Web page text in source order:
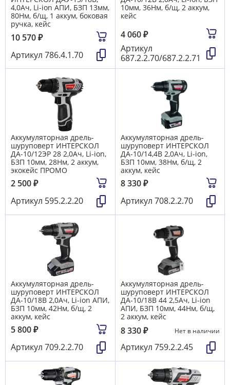
4,0Ач, Li-ion АПИ, БЗП 13мм,
80Нм, б/щ, 1 аккум, боковая
ручка, кейс
10 570₽
Артикул 786.4.1.70
10мм, 36Нм, б/щ, 2 аккум,
кейс
4 060₽
Артикул
687.2.2.70/687.2.2.71
Аккумуляторная дрель-
шуруповерт ИНТЕРСКОЛ
ДА-10/12ЭР 28 2,0Ач, Li-ion,
БЗП 10мм, 28Нм, 2 аккум,
экокейс ПРОМО
2 500₽
Артикул 595.2.2.20
Аккумуляторная дрель-
шуруповерт ИНТЕРСКОЛ
ДА-10/14,4В 2,0Ач, Li-ion,
БЗП 10мм, 38Нм, б/щ, 2
аккум, кейс
8 330₽
Артикул 708.2.2.70
Аккумуляторная дрель-
шуруповерт ИНТЕРСКОЛ
ДА-10/18В 2,0Ач, Li-ion АПИ,
БЗП 10мм, 42Нм, б/щ, 2
аккум, кейс
5 800₽
Артикул 709.2.2.70
Аккумуляторная дрель-
шуруповерт ИНТЕРСКОЛ
ДА-10/18В 44 2,5Ач, Li-ion
АПИ, БЗП 10мм, 44Нм, б/щ,
2 аккум, кейс
8 330₽ Нет в наличии
Артикул 759.2.2.45